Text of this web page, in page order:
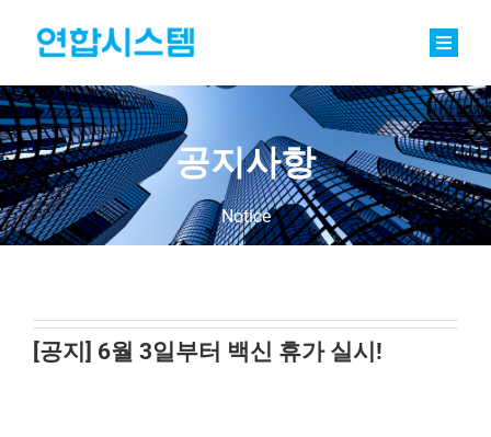
content
Toggle
정밀기계부품
베어링
바로팩토리 Basic
채용
공지사항
Notice
[공지] 6월 3일부터 백신 휴가 실시!